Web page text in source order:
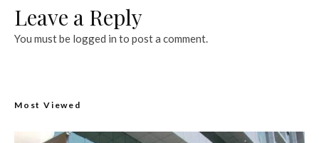
Leave a Reply
You must be logged in to post a comment.
Most Viewed